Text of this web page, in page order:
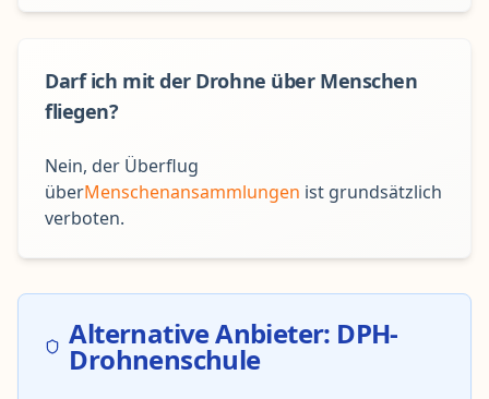
Darf ich mit der Drohne über Menschen
fliegen?
Nein, der Überflug
überMenschenansammlungen ist grundsätzlich
verboten.
Alternative Anbieter: DPH-
Drohnenschule